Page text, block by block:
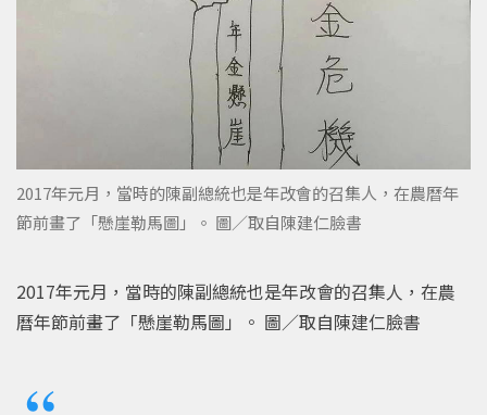
2017年元月，當時的陳副總統也是年改會的召集人，在農曆年
節前畫了「懸崖勒馬圖」。 圖／取自陳建仁臉書
2017年元月，當時的陳副總統也是年改會的召集人，在農
曆年節前畫了「懸崖勒馬圖」。 圖／取自陳建仁臉書